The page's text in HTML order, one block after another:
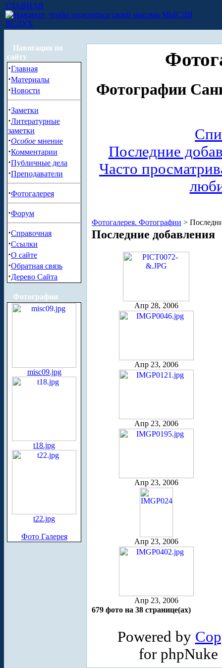
ГЛАВНАЯ
МЫСЛИ
ВСЛУХ
Навигация по
сайту
·Главная
·Материалы
·Новости
·Заметки
·Литературные
заметки
·Особое мнение
·Комментарии
·Публичные дела
·Преподаватели
·Фотогалерея
·Форум
·Справочная
·Ссылки
·О сайте
·Обратная связь
·Дерево Сайта
Фотографии
misc09.jpg
t18.jpg
t22.jpg
Фото Галерея
Фотографии
Последние
Часто
Фотогалерея. Фотографии >
Последние добавления
Апр 28, 2006
Апр 23, 2006
Апр 23, 2006
Апр 23, 2006
Апр 23, 2006
Апр 23, 2006
679 фото на 38 странице(ах)
Powered by
for